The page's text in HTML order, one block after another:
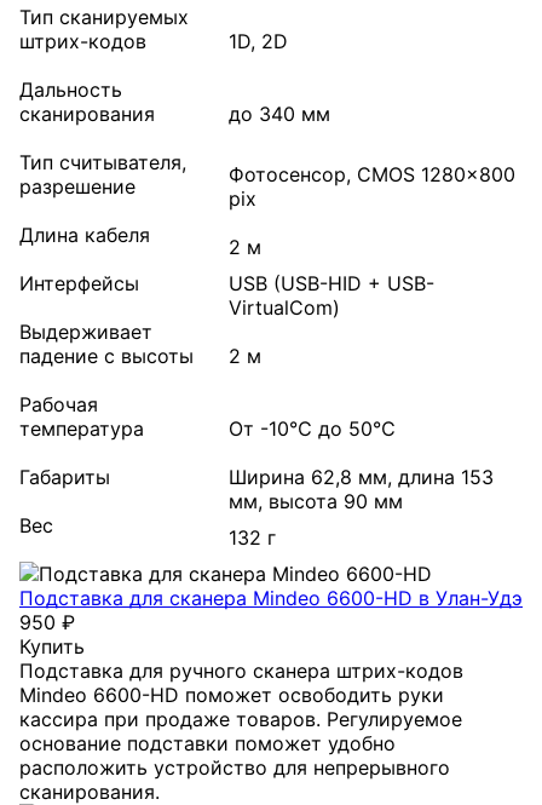
Тип сканируемых
штрих-кодов
1D, 2D
Дальность
сканирования
до 340 мм
Тип считывателя,
разрешение
Фотосенсор, CMOS 1280x800
pix
Длина кабеля
2 м
Интерфейсы
USB (USB-HID + USB-
VirtualCom)
Выдерживает
падение с высоты
2 м
Рабочая
температура
От -10℃ до 50℃
Габариты
Ширина 62,8 мм, длина 153
мм, высота 90 мм
Вес
132 г
Подставка для сканера Mindeo 6600-HD в Улан-Удэ
950 ₽
Купить
Подставка для ручного сканера штрих-кодов
Mindeo 6600-HD поможет освободить руки
кассира при продаже товаров. Регулируемое
основание подставки поможет удобно
расположить устройство для непрерывного
сканирования.